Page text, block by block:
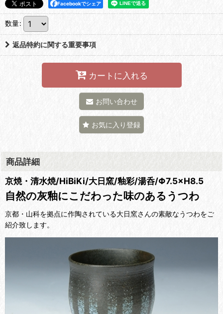
Facebookでシェア
数量:
返品特約に関する重要事項
カートに入れる
お問い合わせ
お気に入り登録
商品詳細
京焼・清水焼/HiBiKi/大日窯/釉彩/湯呑/Φ7.5×H8.5
自然の灰釉にこだわった味のあるうつわ
京都・山科を拠点に作陶されている大日窯さんの素敵なうつわをご
紹介致します。